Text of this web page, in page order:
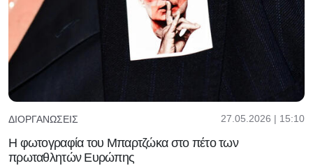
ΔΙΟΡΓΑΝΏΣΕΙΣ 27.05.2026 | 15:10
Η φωτογραφία του Μπαρτζώκα στο πέτο των
πρωταθλητών Ευρώπης